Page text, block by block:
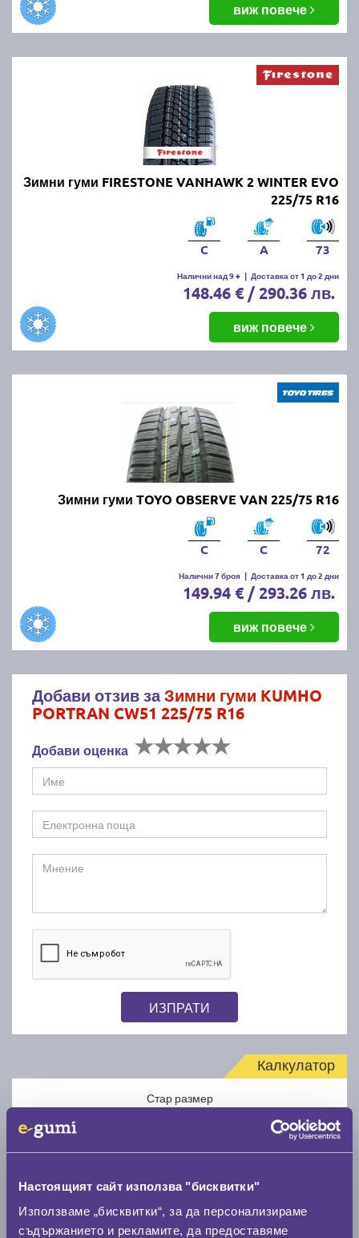
Настоящият сайт използва "бисквитки"
Използваме „бисквитки“, за да персонализираме
съдържанието и рекламите, да предоставяме
виж повече
Зимни гуми FIRESTONE VANHAWK 2 WINTER EVO
225/75 R16
C A 73
Налични над 9 + | Доставка от 1 до 2 дни
148.46 € / 290.36 лв.
виж повече
Зимни гуми TOYO OBSERVE VAN 225/75 R16
C C 72
Налични 7 броя | Доставка от 1 до 2 дни
149.94 € / 293.26 лв.
виж повече
Добави отзив заЗимни гуми KUMHO
PORTRAN CW51 225/75 R16
Добави оценка
ИЗПРАТИ
Калкулатор
Стар размер
Нов размер